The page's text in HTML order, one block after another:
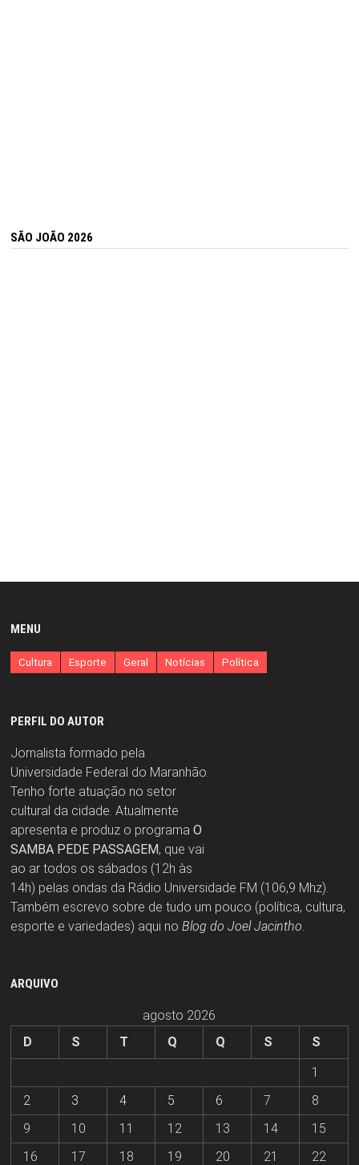
SÃO JOÃO 2026
MENU
Cultura Esporte Geral Notícias Política
PERFIL DO AUTOR
Jornalista formado pela
Universidade Federal do Maranhão.
Tenho forte atuação no setor
cultural da cidade. Atualmente
apresenta e produz o programa O
SAMBA PEDE PASSAGEM, que vai
ao ar todos os sábados (12h às
14h) pelas ondas da Rádio Universidade FM (106,9 Mhz).
Também escrevo sobre de tudo um pouco (política, cultura,
esporte e variedades) aqui no Blog do Joel Jacintho
ARQUIVO
agosto 2026
D
S T Q Q S
S
1
2
3 4 5 6 7
8
9
10 11 12 13 14
15
16
17 18 19 20 21
22